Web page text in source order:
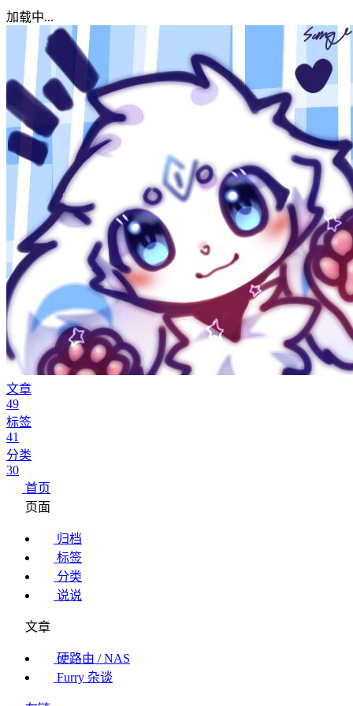
加载中...
文章
49
标签
41
分类
30
首页
页面
归档
标签
分类
说说
文章
硬路由 / NAS
Furry 杂谈